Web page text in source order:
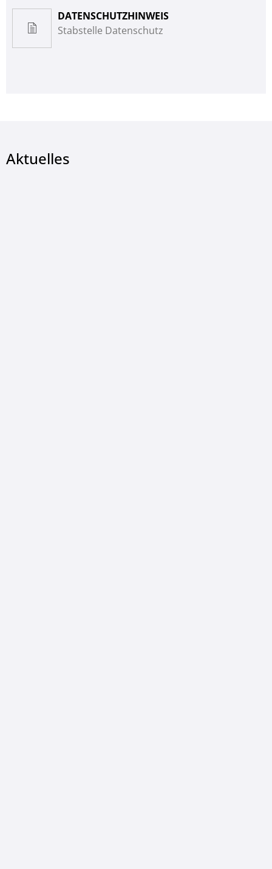
DATENSCHUTZHINWEIS
Stabstelle Datenschutz
Aktuelles